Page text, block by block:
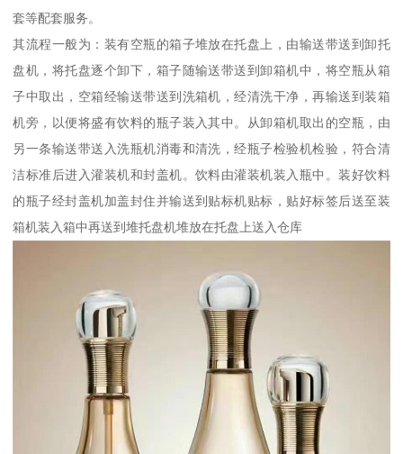
套等配套服务。
其流程一般为：装有空瓶的箱子堆放在托盘上，由输送带送到卸托
盘机，将托盘逐个卸下，箱子随输送带送到卸箱机中，将空瓶从箱
子中取出，空箱经输送带送到洗箱机，经清洗干净，再输送到装箱
机旁，以便将盛有饮料的瓶子装入其中。从卸箱机取出的空瓶，由
另一条输送带送入洗瓶机消毒和清洗，经瓶子检验机检验，符合清
洁标准后进入灌装机和封盖机。饮料由灌装机装入瓶中。装好饮料
的瓶子经封盖机加盖封住并输送到贴标机贴标，贴好标签后送至装
箱机装入箱中再送到堆托盘机堆放在托盘上送入仓库